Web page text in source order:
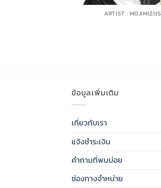
ARTIST : MOJIMIZOS
ข้อมูลเพิ่มเติม
เกี่ยวกับเรา
แจ้งชำระเงิน
คำถามที่พบบ่อย
ช่องทางจำหน่าย